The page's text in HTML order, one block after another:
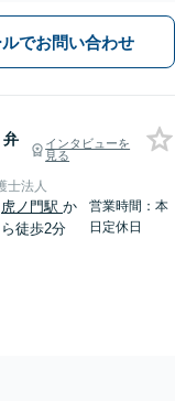
ルでお問い合わせ
弁
インタビューを
見る
士法人
虎ノ門駅か
ら徒歩2分
営業時間：本
日定休日